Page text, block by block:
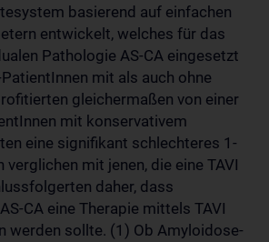
basierend auf einfachen
entwickelt, welches für das
Pathologie AS-CA eingesetzt
mit als auch ohne
gleichermaßen von einer
mit konservativem
eine signifikant schlechteres 1-
verglichen mit jenen, die eine TAVI
daher, dass
CA eine Therapie mittels TAVI
werden sollte. (1) Ob Amyloidose-